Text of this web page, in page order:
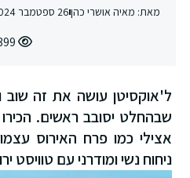
מאת: מאיה אושרי כהן26 ספטמבר 2024
ל'אוקסיטן עושה את זה שוב
אצילי כמו פרח האירוס
ניחוח נשי ומודרני עם טוויסט